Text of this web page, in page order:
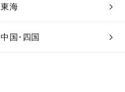
東海
中国･四国